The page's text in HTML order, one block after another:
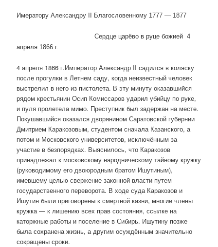
Имератору Александру II Благословенному 1777 — 1877
Сердце царёво в руце божией 4
апреля 1866 г.
4 апреля 1866 г.Император Александр II садился в коляску
после прогулки в Летнем саду, когда неизвестный человек
выстрелил в него из пистолета. В эту минуту оказавшийся
рядом крестьянин Осип Комиссаров ударил убийцу по руке,
и пуля пролетела мимо. Преступник был задержан на месте.
Покушавшийся оказался дворянином Саратовской губернии
Дмитрием Каракозовым, студентом сначала Казанского, а
потом и Московского университетов, исключённым за
участие в безпорядках. Выяснилось, что Каракозов
принадлежал к московскому народническому тайному кружку
(руководимому его двоюродным братом Ишутиным),
имевшему целью свержение законной власти путем
государственного переворота. В ходе суда Каракозов и
Ишутин были приговорены к смертной казни, многие члены
кружка — к лишению всех прав состояния, ссылке на
каторжные работы и поселение в Сибирь. Ишутину позже
была сохранена жизнь, а другим осуждённым значительно
сокращены сроки.